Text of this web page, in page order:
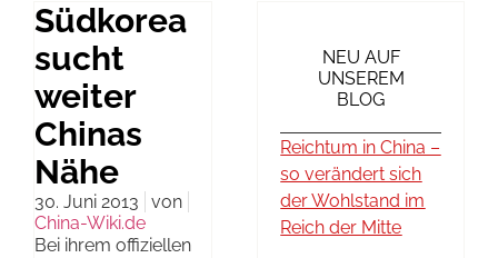
Südkorea
sucht
weiter
Chinas
Nähe
30. Juni 2013
von
China-Wiki.de
Bei ihrem offiziellen
NEU AUF
UNSEREM
BLOG
Reichtum in China –
so verändert sich
der Wohlstand im
Reich der Mitte